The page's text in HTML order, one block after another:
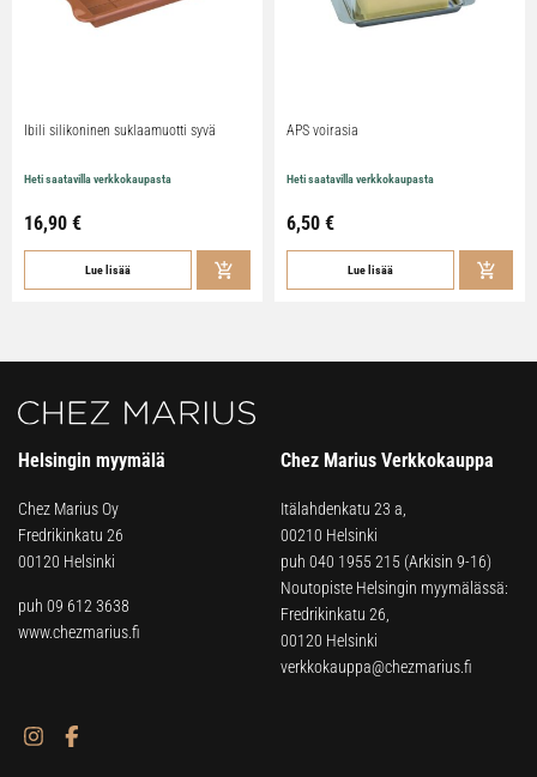
Ibili silikoninen suklaamuotti syvä
Heti saatavilla verkkokaupasta
16,90 €
Lue lisää
APS voirasia
Heti saatavilla verkkokaupasta
6,50 €
Lue lisää
Helsingin myymälä
Chez Marius Oy
Fredrikinkatu 26
00120 Helsinki
puh 09 612 3638
www.chezmarius.fi
Chez Marius Verkkokauppa
Itälahdenkatu 23 a,
00210 Helsinki
puh 040 1955 215 (Arkisin 9-16)
Noutopiste Helsingin myymälässä:
Fredrikinkatu 26,
00120 Helsinki
verkkokauppa@chezmarius.fi